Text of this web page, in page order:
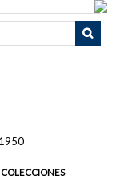
COLECCIONES